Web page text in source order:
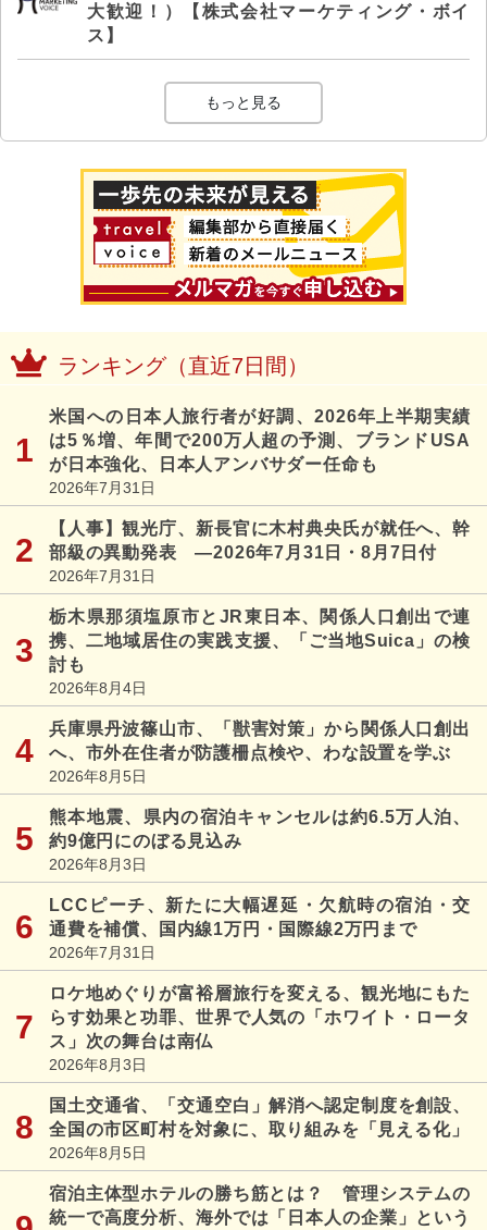
大歓迎！）【株式会社マーケティング・ボイ
ス】
もっと見る
ランキング（直近7日間）
米国への日本人旅行者が好調、2026年上半期実績
は5％増、年間で200万人超の予測、ブランドUSA
が日本強化、日本人アンバサダー任命も
2026年7月31日
【人事】観光庁、新長官に木村典央氏が就任へ、幹
部級の異動発表 ―2026年7月31日・8月7日付
2026年7月31日
栃木県那須塩原市とJR東日本、関係人口創出で連
携、二地域居住の実践支援、「ご当地Suica」の検
討も
2026年8月4日
兵庫県丹波篠山市、「獣害対策」から関係人口創出
へ、市外在住者が防護柵点検や、わな設置を学ぶ
2026年8月5日
熊本地震、県内の宿泊キャンセルは約6.5万人泊、
約9億円にのぼる見込み
2026年8月3日
LCCピーチ、新たに大幅遅延・欠航時の宿泊・交
通費を補償、国内線1万円・国際線2万円まで
2026年7月31日
ロケ地めぐりが富裕層旅行を変える、観光地にもた
らす効果と功罪、世界で人気の「ホワイト・ロータ
ス」次の舞台は南仏
2026年8月3日
国土交通省、「交通空白」解消へ認定制度を創設、
全国の市区町村を対象に、取り組みを「見える化」
2026年8月5日
宿泊主体型ホテルの勝ち筋とは？ 管理システムの
統一で高度分析、海外では「日本人の企業」という